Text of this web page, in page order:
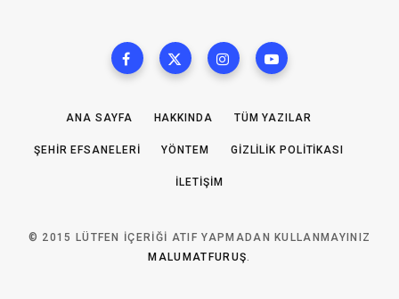
ANA SAYFA HAKKINDA TÜM YAZILAR
ŞEHIR EFSANELERI YÖNTEM GIZLILIK POLITIKASI
İLETIŞIM
© 2015 LÜTFEN IÇERIĞI ATIF YAPMADAN KULLANMAYINIZ
MALUMATFURUŞ.